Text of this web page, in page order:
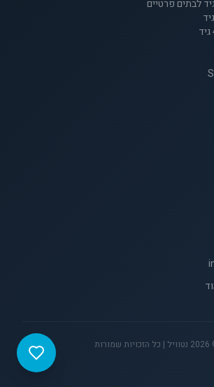
2026 נטוויל | כל הזכויות שמורות